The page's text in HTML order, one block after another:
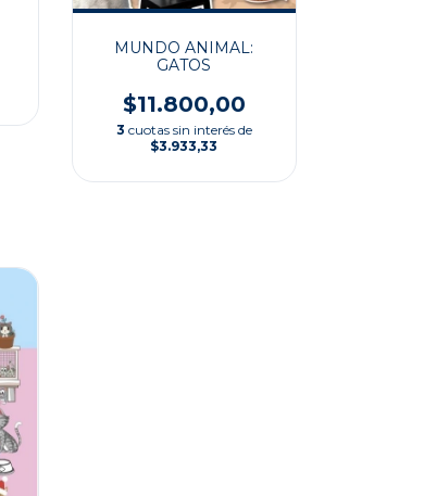
MUNDO ANIMAL:
GATOS
$11.800,00
3 cuotas sin interés de
$3.933,33